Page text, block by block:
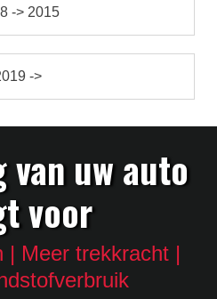
-> 2015
->
uw auto
voor
| Meer trekkracht |